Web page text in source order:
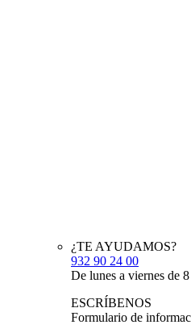
¿TE AYUDAMOS?
932 90 24 00
De lunes a viernes de
ESCRÍBENOS
Formulario de